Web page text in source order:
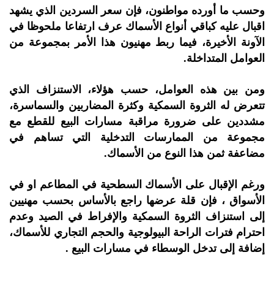
وحسب ما أورده مواطنون، فإن سعر السردين الذي يشهد
اقبال عليه كباقي أنواع الأسماك عرف ارتفاعا ملحوظا في
الآونة الأخيرة، فيما ربط مهنيون هذا الأمر بمجموعة من
العوامل المتداخلة.
ومن بين هذه العوامل، حسب هؤلاء، الاستنزاف الذي
تتعرض له الثروة السمكية وكثرة المضاربين والسماسرة،
مشددين على ضرورة مراقبة مسارات البيع للقطع مع
مجموعة من الممارسات التدخلية التي تساهم في
مضاعفة ثمن هذا النوع من الأسماك.
ورغم الإقبال على الأسماك السطحية في المطاعم او في
الأسواق ، فإن قلة عرضها راجع بالأساس بحسب مهنيين
إلى استنزاف الثروة السمكية والإفراط في الصيد وعدم
احترام فترات الراحة البيولوجية والحجم التجاري للأسماك،
إضافة إلى تدخل الوسطاء في مسارات البيع .